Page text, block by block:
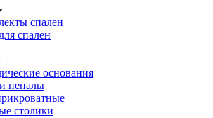
спален
спален
основания
пеналы
столики